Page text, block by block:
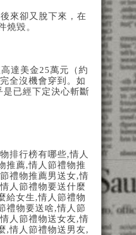
來卻又脫下來，在
燒毀。
達美金25萬元（約
全沒機會穿到。如
已經下定決心斬斷
排行榜有哪些,情人
推薦,情人節禮物推
禮物推薦男送女,情
情人節禮物要送什麼
給女生,情人節禮物
禮物要送啥,情人節
情人節禮物送女友,情
,情人節禮物送男友,